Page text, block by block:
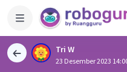
Tri W
23 Desember 2023